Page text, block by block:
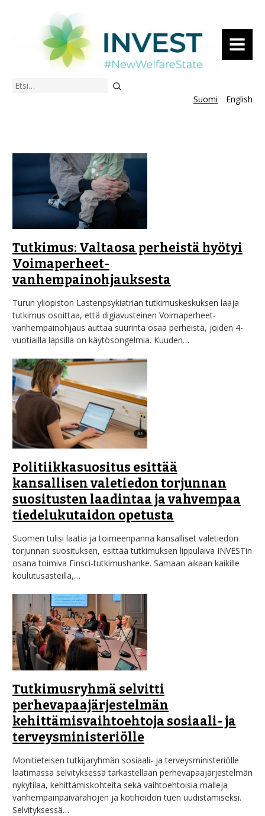
VALIKKO
Etsi
Suomi
English
Tutkimus: Valtaosa perheistä hyötyi
Voimaperheet-
vanhempainohjauksesta
Turun yliopiston Lastenpsykiatrian tutkimuskeskuksen laaja
tutkimus osoittaa, että digiavusteinen Voimaperheet-
vanhempainohjaus auttaa suurinta osaa perheistä, joiden 4-
vuotiailla lapsilla on käytösongelmia. Kuuden…
Politiikkasuositus esittää
kansallisen valetiedon torjunnan
suositusten laadintaa ja vahvempaa
tiedelukutaidon opetusta
Suomen tulisi laatia ja toimeenpanna kansalliset valetiedon
torjunnan suosituksen, esittää tutkimuksen lippulaiva INVESTin
osana toimiva Finsci-tutkimushanke. Samaan aikaan kaikille
koulutusasteilla,…
Tutkimusryhmä selvitti
perhevapaajärjestelmän
kehittämisvaihtoehtoja sosiaali- ja
terveysministeriölle
Monitieteisen tutkijaryhmän sosiaali- ja terveysministeriölle
laatimassa selvityksessä tarkastellaan perhevapaajärjestelmän
nykytilaa, kehittämiskohteita sekä vaihtoehtoisia malleja
vanhempainpäivärahojen ja kotihoidon tuen uudistamiseksi.
Selvityksessä…